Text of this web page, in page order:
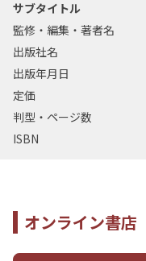
サブタイトル
監修・編集・著者名
出版社名
出版年月日
定価
判型・ページ数
ISBN
オンライン書店